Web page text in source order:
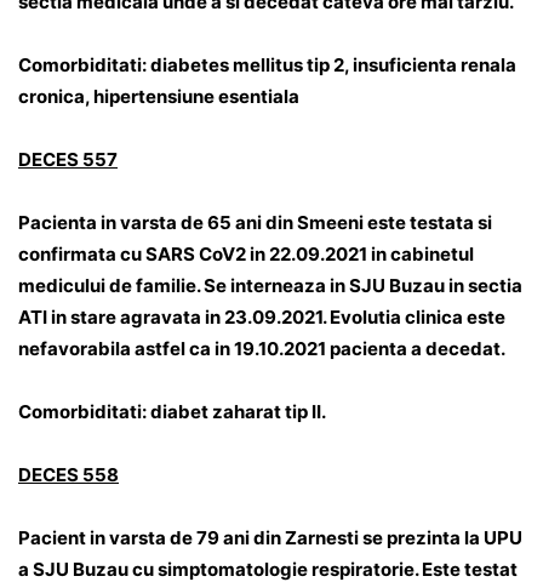
Comorbiditati: diabetes mellitus tip 2, insuficienta renala
cronica, hipertensiune esentiala
DECES 557
Pacienta in varsta de 65 ani din Smeeni este testata si
confirmata cu SARS CoV2 in 22.09.2021 in cabinetul
medicului de familie. Se interneaza in SJU Buzau in sectia
ATI in stare agravata in 23.09.2021. Evolutia clinica este
nefavorabila astfel ca in 19.10.2021 pacienta a decedat.
Comorbiditati: diabet zaharat tip II.
DECES 558
Pacient in varsta de 79 ani din Zarnesti se prezinta la UPU
a SJU Buzau cu simptomatologie respiratorie. Este testat